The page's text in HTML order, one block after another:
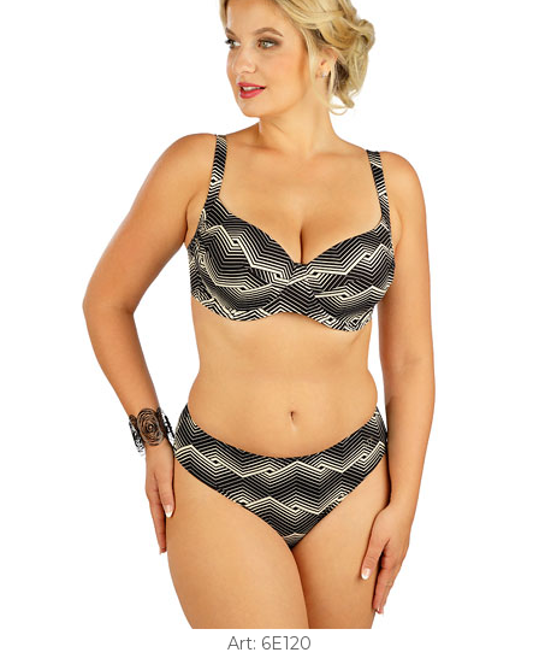
Art: 6E120